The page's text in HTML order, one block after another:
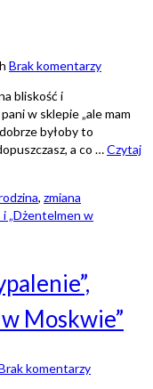
Brak komentarzy
bliskość i
w sklepie „ale mam
byłoby to
a co …Czytaj
, zmiana
Moskwie”
komentarzy